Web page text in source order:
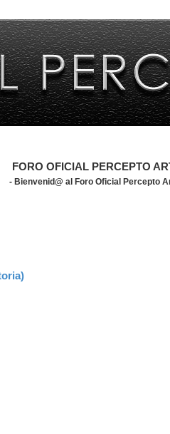
FORO OFICIAL PERCEPTO
- Bienvenid@ al Foro Oficial Percepto